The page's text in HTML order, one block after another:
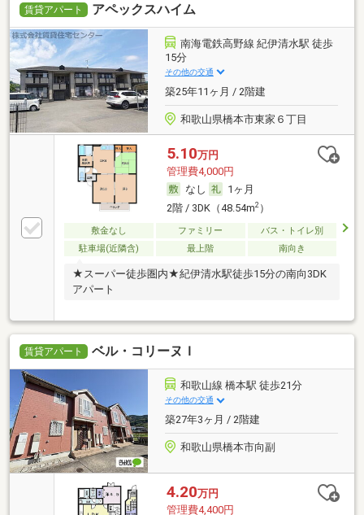
賃貸アパート アペックスハイム
南海電鉄高野線 紀伊清水駅 徒歩
15分
その他の交通
築25年11ヶ月 / 2階建
和歌山県橋本市東家６丁目
5.10万円
管理費4,000円
なし
1ヶ月
2階 / 3DK（48.54m2）
敷金なし ファミリー
バス・トイレ別
駐車場(近隣含)
最上階 南向き
★スーパー徒歩圏内★紀伊清水駅徒歩15分の南向3DK
アパート
賃貸アパート ベル・コリーヌＩ
和歌山線 橋本駅 徒歩21分
その他の交通
築27年3ヶ月 / 2階建
和歌山県橋本市向副
4.20万円
管理費4,400円